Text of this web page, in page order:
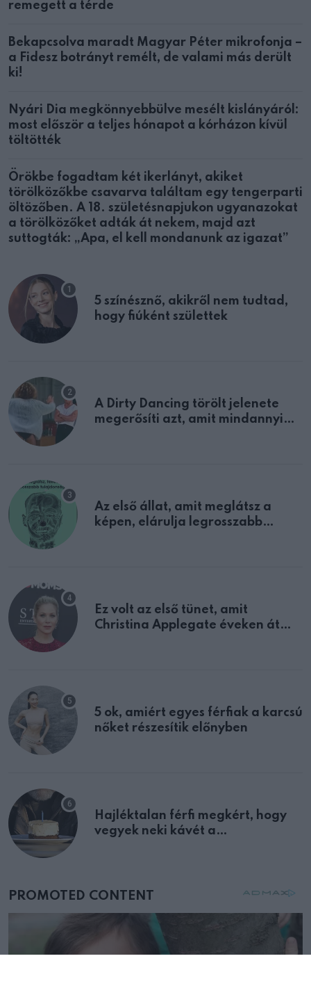
remegett a térde
Bekapcsolva maradt Magyar Péter mikrofonja –
a Fidesz botrányt remélt, de valami más derült
ki!
Nyári Dia megkönnyebbülve mesélt kislányáról:
most először a teljes hónapot a kórházon kívül
töltötték
Örökbe fogadtam két ikerlányt, akiket
törölközőkbe csavarva találtam egy tengerparti
öltözőben. A 18. születésnapjukon ugyanazokat
a törölközőket adták át nekem, majd azt
suttogták: „Apa, el kell mondanunk az igazat”
5 színésznő, akikről nem tudtad,
hogy fiúként születtek
A Dirty Dancing törölt jelenete
megerősíti azt, amit mindannyian
Az első állat, amit meglátsz a
képen, elárulja legrosszabb
Ez volt az első tünet, amit
Christina Applegate éveken át
5 ok, amiért egyes férfiak a karcsú
nőket részesítik előnyben
Hajléktalan férfi megkért, hogy
vegyek neki kávét a